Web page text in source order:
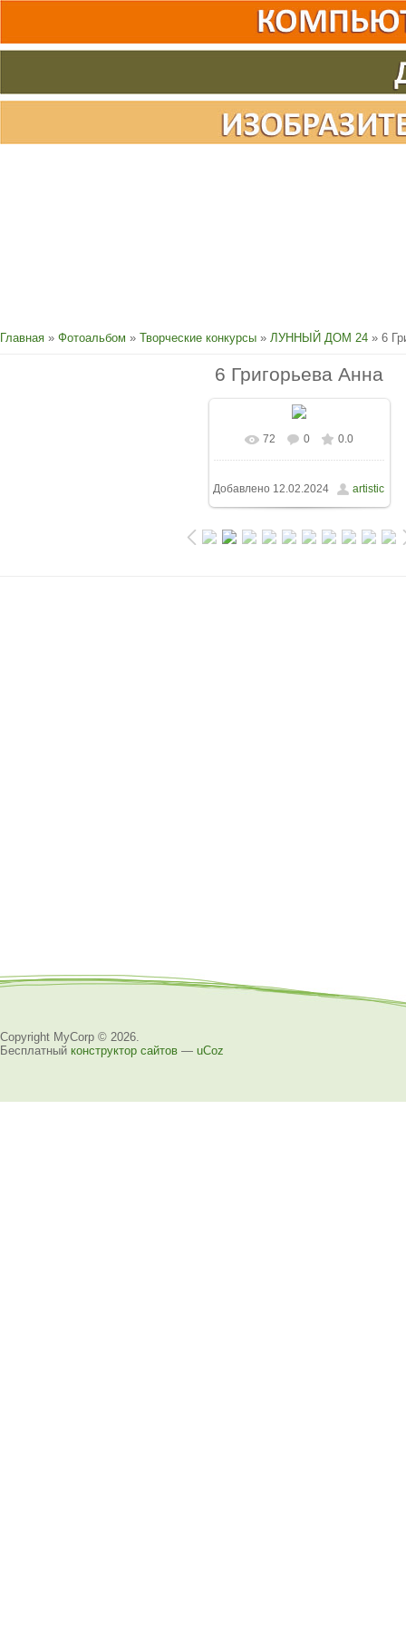
Главная » Фотоальбом » Творческие конкурсы » ЛУННЫЙ ДОМ 24 » 6
6 Григорьева Анна
72 0 0.0
Добавлено 12.02.2024 artistic
Copyright MyCorp © 2026
Бесплатный конструктор сайтов — uCoz